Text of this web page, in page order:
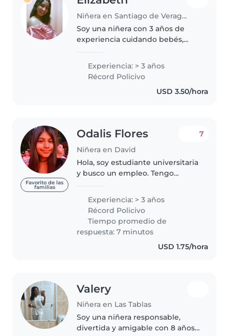
Niñera en Santiago de Veraguas
Soy una niñera con 3 años de
experiencia cuidando bebés,
Tengo un título universitario en
Estimulación Temprana y
Orientación Familiar, lo que me
Experiencia: > 3 años
Récord Policivo
USD 3.50/hora
Favorito de las
familias
Odalis Flores
Niñera en David
7
Hola, soy estudiante universitaria
y busco un empleo. Tengo
me comprometo estar
pendiente al niño(a).
Experiencia: > 3 años
Récord Policivo
Tiempo promedio de
respuesta: 7 minutos
USD 1.75/hora
Valery
Niñera en Las Tablas
Soy una niñera responsable,
divertida y amigable con 8 años